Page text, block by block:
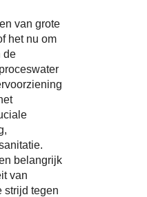
van grote
het nu om
de
belangrijk
van
strijd tegen